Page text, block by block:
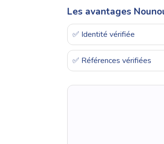
Les avantages
✅ Identité vérifiée
✅ Références vérifiées